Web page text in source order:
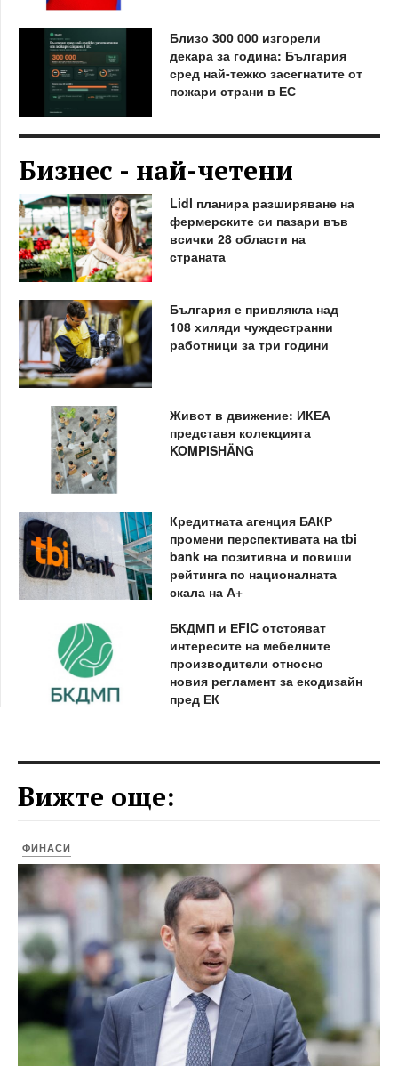
Близо 300 000 изгорели
декара за година: България
сред най-тежко засегнатите от
пожари страни в ЕС
Бизнес - най-четени
Lidl планира разширяване на
фермерските си пазари във
всички 28 области на
страната
България е привлякла над
108 хиляди чуждестранни
работници за три години
Живот в движение: ИКЕА
представя колекцията
KOMPISHÄNG
Кредитната агенция БАКР
промени перспективата на tbi
bank на позитивна и повиши
рейтинга по националната
скала на А+
БКДМП и ЕFIC отстояват
интересите на мебелните
производители относно
новия регламент за екодизайн
пред ЕК
Вижте още:
ФИНАСИ